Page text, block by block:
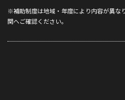
※補助制度は地域・年度により内容が異な
関へご確認ください。